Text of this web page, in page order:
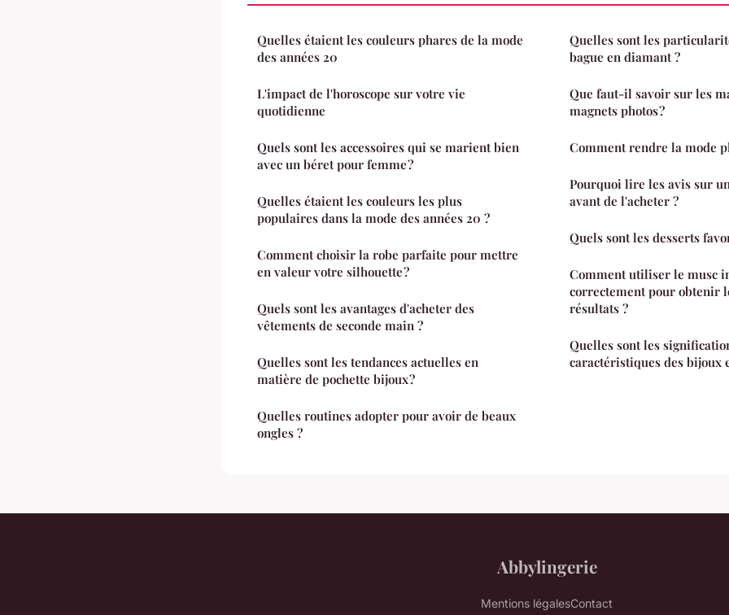
Quelles étaient les couleurs phares de la mode
des années 20
L'impact de l'horoscope sur votre vie
quotidienne
Quels sont les accessoires qui se marient bien
avec un béret pour femme ?
Quelles étaient les couleurs les plus
populaires dans la mode des années 20 ?
Comment choisir la robe parfaite pour mettre
en valeur votre silhouette ?
Quels sont les avantages d'acheter des
vêtements de seconde main ?
Quelles sont les tendances actuelles en
matière de pochette bijoux ?
Quelles routines adopter pour avoir de beaux
ongles ?
Quelles sont les
bague en diamant ?
Que faut-il savoir sur les
magnets photos ?
Comment rendre la mode
Pourquoi lire les avis sur
avant de l'acheter ?
Quels sont les desserts
Comment utiliser le musc
correctement pour obtenir
résultats ?
Quelles sont les
caractéristiques des bijoux
Abbylingerie
Mentions légalesContact